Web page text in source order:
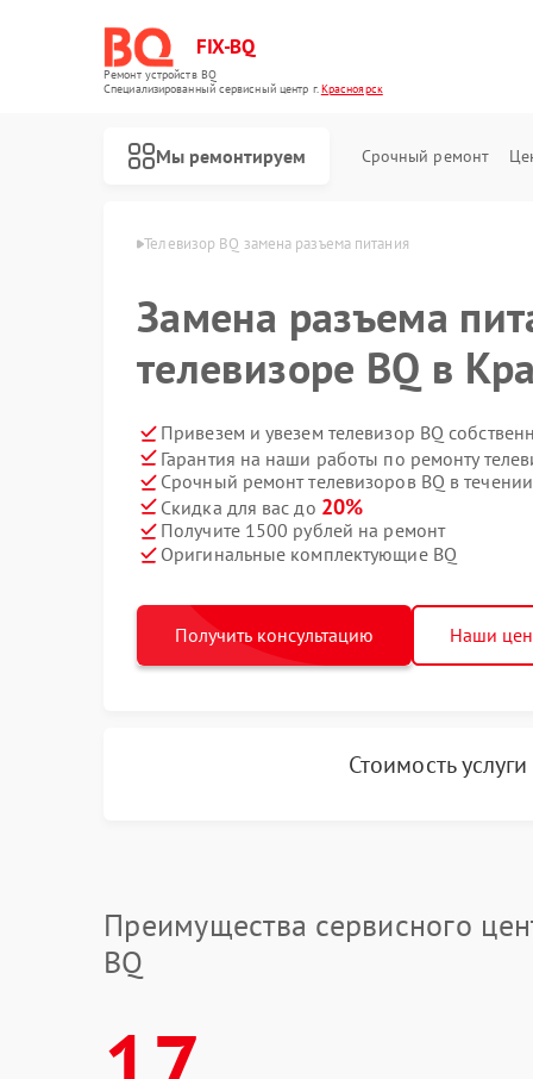
FIX-BQ
Ремонт устройств BQ
Специализированный cервисный центр г.Красноярск
Мы ремонтируем Срочный ремонт
BQ в Красноярске Телевизор BQ замена разъема питания
Замена разъема
телевизоре BQ в
Привезем и увезем телевизор BQ
Гарантия на наши работы по ремонту
Срочный ремонт телевизоров BQ в
Скидка для вас до 20%
Получите 1500 рублей на ремонт
Оригинальные комплектующие BQ
Получить консультацию Наши
Стоимость услуги
Преимущества сервисного
BQ